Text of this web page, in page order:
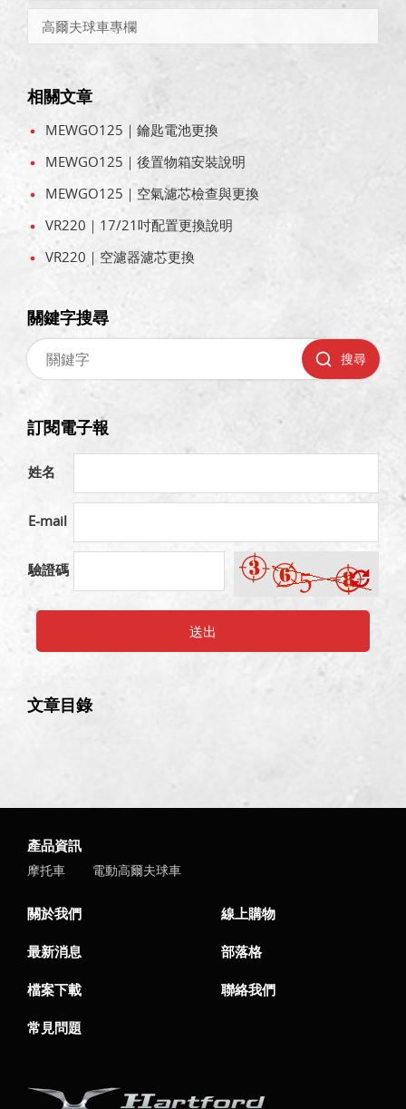
高爾夫球車專欄
相關文章
MEWGO125｜鑰匙電池更換
MEWGO125｜後置物箱安裝說明
MEWGO125｜空氣濾芯檢查與更換
VR220｜17/21吋配置更換說明
VR220｜空濾器濾芯更換
關鍵字搜尋
搜尋
訂閱電子報
姓名
E-mail
驗證碼
送出
文章目錄
產品資訊
摩托車 電動高爾夫球車
關於我們 線上購物
最新消息 部落格
檔案下載 聯絡我們
常見問題